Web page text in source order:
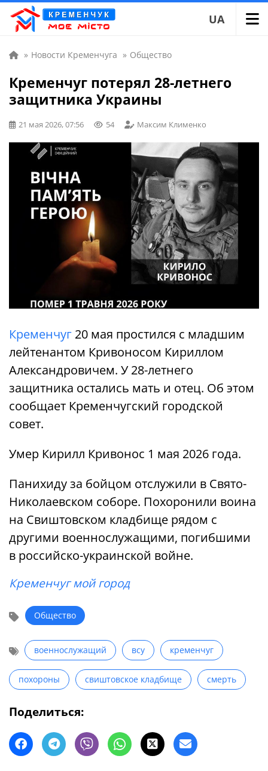
UA
» Новости Кременчуга » Общество
Кременчуг потерял 28-летнего
защитника Украины
21 мая 2026, 07:56 54 Максим Клименко
Кременчуг 20 мая простился с младшим
лейтенантом Кривоносом Кириллом
Александровичем. У 28-летнего
защитника остались мать и отец. Об этом
сообщает Кременчугский городской
совет.
Умер Кирилл Кривонос 1 мая 2026 года.
Панихиду за бойцом отслужили в Свято-
Николаевском соборе. Похоронили воина
на Свиштовском кладбище рядом с
другими военнослужащими, погибшими
в российско-украинской войне.
Кременчуг мой город
Общество
военнослужащий всу кременчуг
похороны свиштовское кладбище смерть
Поделиться: